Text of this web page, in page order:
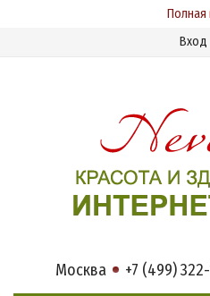
Полная
Вход
Москва +7 (499)